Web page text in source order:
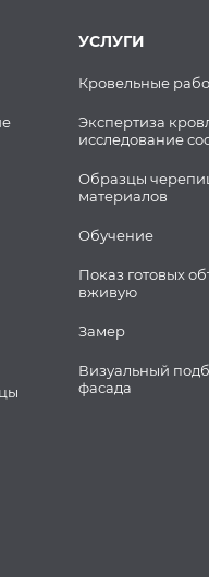
УСЛУГИ
Кровельные
Экспертиза
исследование
Образцы
материалов
Обучение
Показ готовых
вживую
Замер
Визуальный
фасада